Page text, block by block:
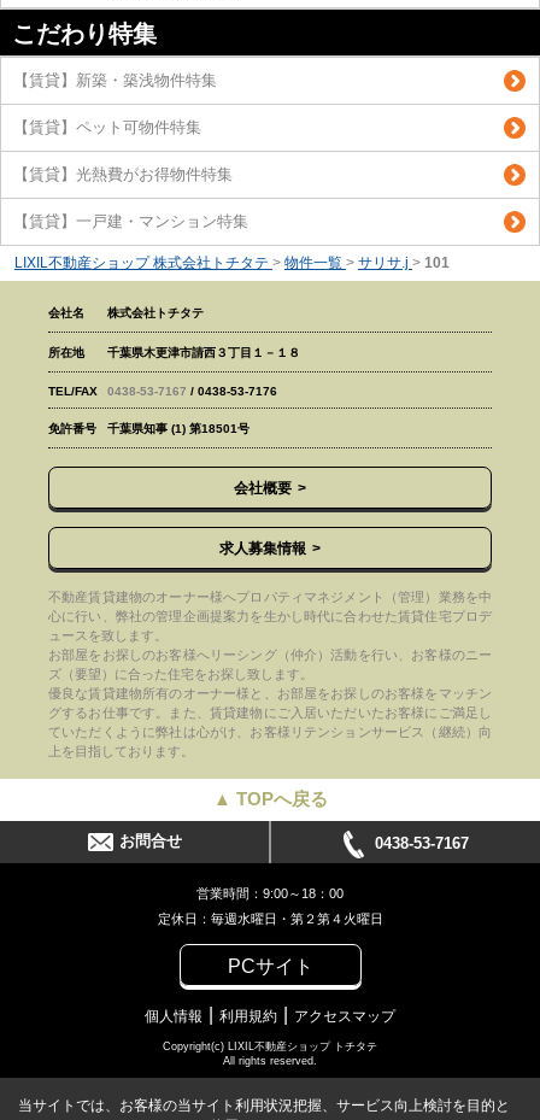
こだわり特集
【賃貸】新築・築浅物件特集
【賃貸】ペット可物件特集
【賃貸】光熱費がお得物件特集
【賃貸】一戸建・マンション特集
LIXIL不動産ショップ 株式会社トチタテ > 物件一覧 > サリサ.j > 101
会社名 株式会社トチタテ
所在地 千葉県木更津市請西３丁目１－１８
TEL/FAX 0438-53-7167 / 0438-53-7176
免許番号 千葉県知事 (1) 第18501号
会社概要
求人募集情報
不動産賃貸建物のオーナー様へプロパティマネジメント（管理）業務を中
心に行い、弊社の管理企画提案力を生かし時代に合わせた賃貸住宅プロデ
ュースを致します。
お部屋をお探しのお客様へリーシング（仲介）活動を行い、お客様のニー
ズ（要望）に合った住宅をお探し致します。
優良な賃貸建物所有のオーナー様と、お部屋をお探しのお客様をマッチン
グするお仕事です。また、賃貸建物にご入居いただいたお客様にご満足し
ていただくように弊社は心がけ、お客様リテンションサービス（継続）向
上を目指しております。
▲ TOPへ戻る
お問合せ 0438-53-7167
営業時間：9:00～18：00
定休日：毎週水曜日・第２第４火曜日
PCサイト
個人情報 利用規約 アクセスマップ
Copyright(c) LIXIL不動産ショップ トチタテ
All rights reserved.
当サイトでは、お客様の当サイト利用状況把握、サービス向上検討を目的と